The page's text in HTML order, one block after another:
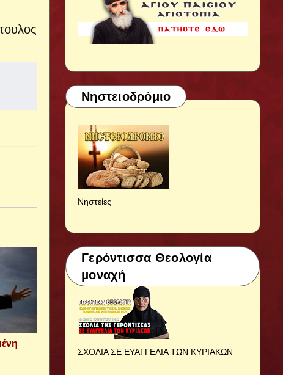
Νηστειοδρόμιο
Νηστείες
Γερόντισσα Θεολογία
μοναχή
ΣΧΟΛΙΑ ΣΕ ΕΥΑΓΓΕΛΙΑ ΤΩΝ ΚΥΡΙΑΚΩΝ